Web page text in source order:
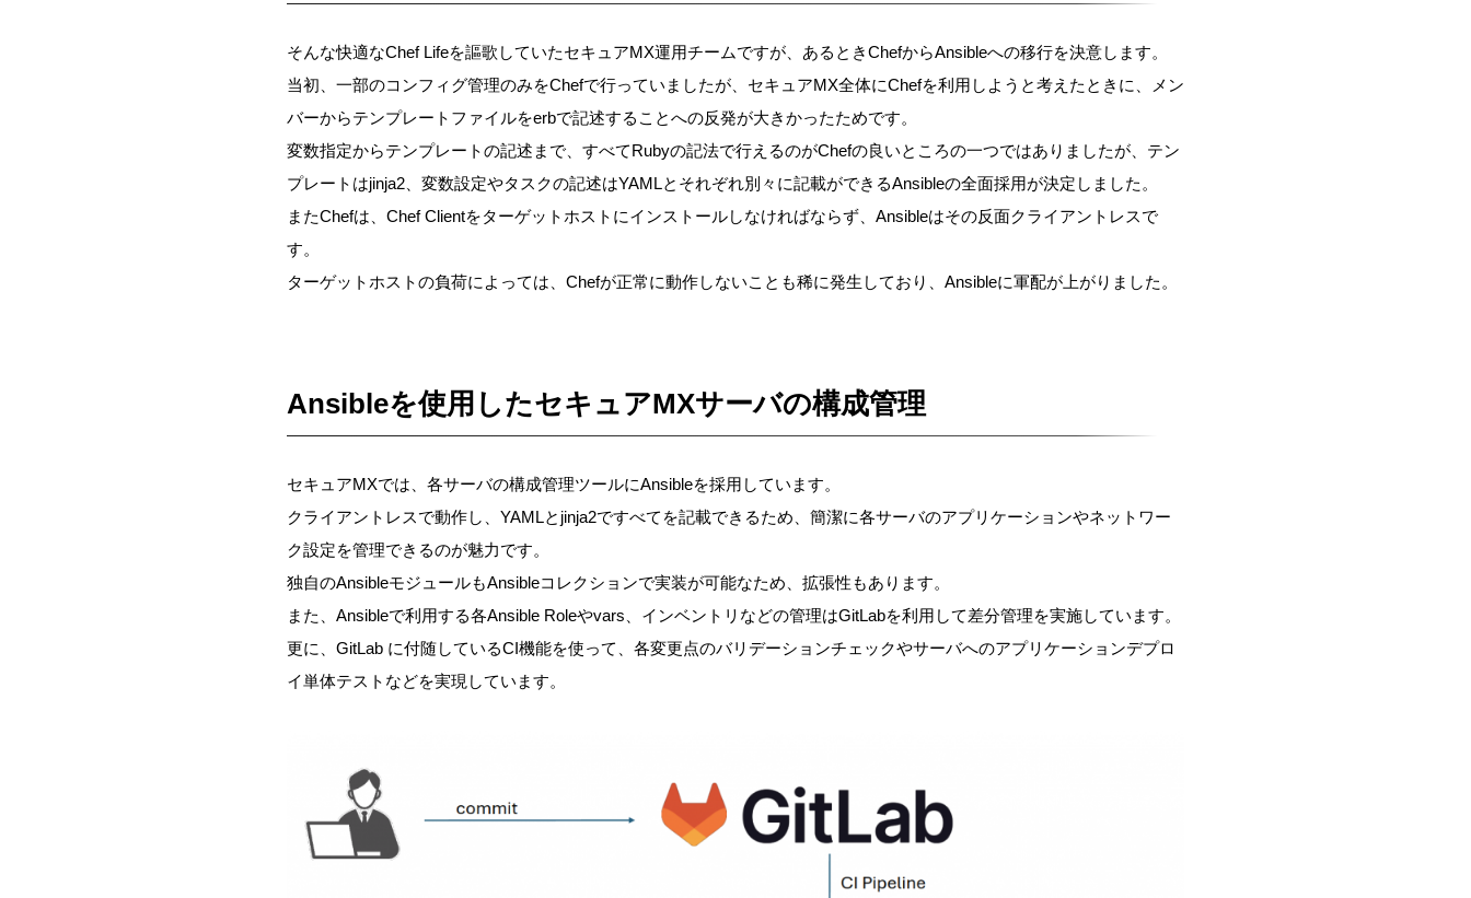
そんな快適なChef Lifeを謳歌していたセキュアMX運用チームですが、あるときChefからAnsibleへの移行を決意します。
当初、一部のコンフィグ管理のみをChefで行っていましたが、セキュアMX全体にChefを利用しようと考えたときに、メン
バーからテンプレートファイルをerbで記述することへの反発が大きかったためです。
変数指定からテンプレートの記述まで、すべてRubyの記法で行えるのがChefの良いところの一つではありましたが、テン
プレートはjinja2、変数設定やタスクの記述はYAMLとそれぞれ別々に記載ができるAnsibleの全面採用が決定しました。
またChefは、Chef Clientをターゲットホストにインストールしなければならず、Ansibleはその反面クライアントレスで
す。
ターゲットホストの負荷によっては、Chefが正常に動作しないことも稀に発生しており、Ansibleに軍配が上がりました。
Ansibleを使用したセキュアMXサーバの構成管理
セキュアMXでは、各サーバの構成管理ツールにAnsibleを採用しています。
クライアントレスで動作し、YAMLとjinja2ですべてを記載できるため、簡潔に各サーバのアプリケーションやネットワー
ク設定を管理できるのが魅力です。
独自のAnsibleモジュールもAnsibleコレクションで実装が可能なため、拡張性もあります。
また、Ansibleで利用する各Ansible Roleやvars、インベントリなどの管理はGitLabを利用して差分管理を実施しています。
更に、GitLab に付随しているCI機能を使って、各変更点のバリデーションチェックやサーバへのアプリケーションデプロ
イ単体テストなどを実現しています。